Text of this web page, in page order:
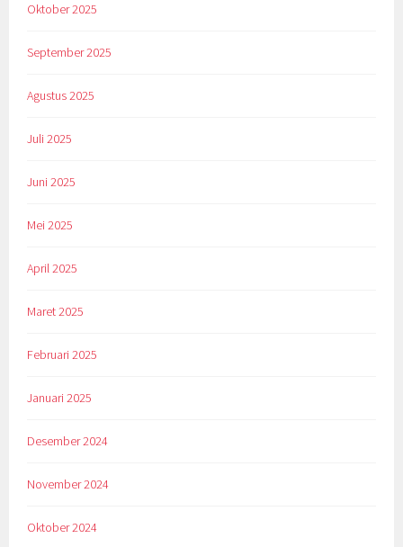
Oktober 2025
September 2025
Agustus 2025
Juli 2025
Juni 2025
Mei 2025
April 2025
Maret 2025
Februari 2025
Januari 2025
Desember 2024
November 2024
Oktober 2024